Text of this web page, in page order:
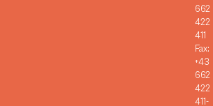
662
422
411
Fax:
+43
662
422
411-